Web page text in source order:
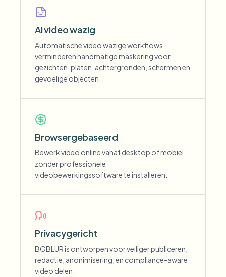
AI video wazig
Automatische video wazige workflows
verminderen handmatige maskering voor
gezichten, platen, achtergronden, schermen en
gevoelige objecten.
Browsergebaseerd
Bewerk video online vanaf desktop of mobiel
zonder professionele
videobewerkingssoftware te installeren.
Privacygericht
BGBLUR is ontworpen voor veiliger publiceren,
redactie, anonimisering, en compliance-aware
video delen.